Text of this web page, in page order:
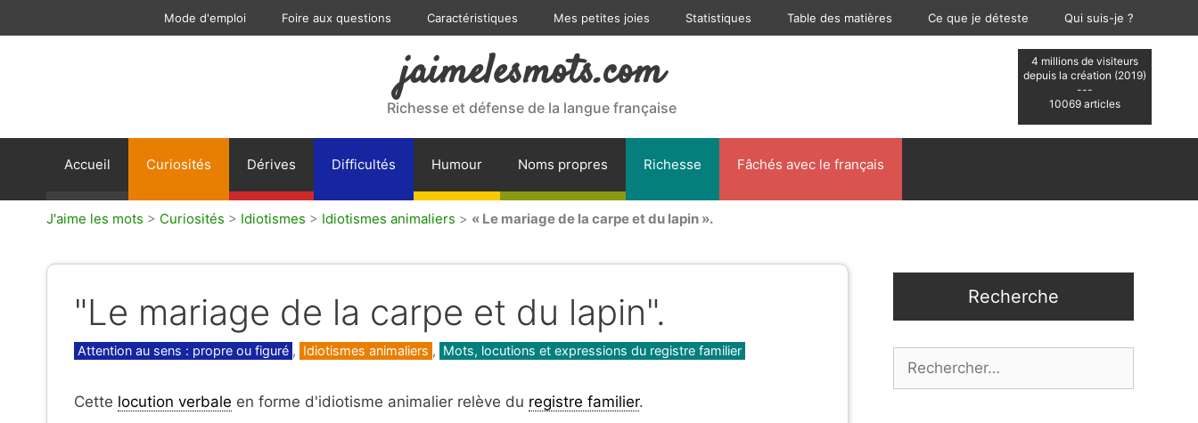
Mode d'emploi Foire aux questions Caractéristiques Mes petites joies Statistiques Table des matières Ce que je déteste Qui suis-je ?
4 millions de visiteurs
depuis la création (2019)
---
10069 articles
jaimelesmots.com
Richesse et défense de la langue française
Accueil Curiosités Dérives Difficultés Humour Noms propres Richesse Fâchés avec le français
J'aime les mots > Curiosités > Idiotismes > Idiotismes animaliers > « Le mariage de la carpe et du lapin ».
"Le mariage de la carpe et du lapin".
Catégories
Attention au sens : propre ou figuré , Idiotismes animaliers , Mots, locutions et expressions du registre familier
Cette locution verbale en forme d'idiotisme animalier relève du registre familier.
Recherche